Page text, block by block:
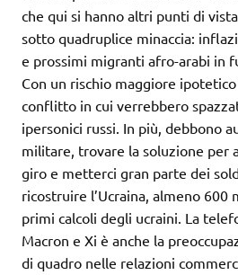
che qui si hanno altri punti di
sotto quadruplice minaccia:
e prossimi migranti afro-arabi in
Con un rischio maggiore
conflitto in cui verrebbero
ipersonici russi. In più, debbono
militare, trovare la soluzione per
giro e metterci gran parte dei
ricostruire l’Ucraina, almeno 600
primi calcoli degli ucraini. La
Macron e Xi è anche la
di quadro nelle relazioni